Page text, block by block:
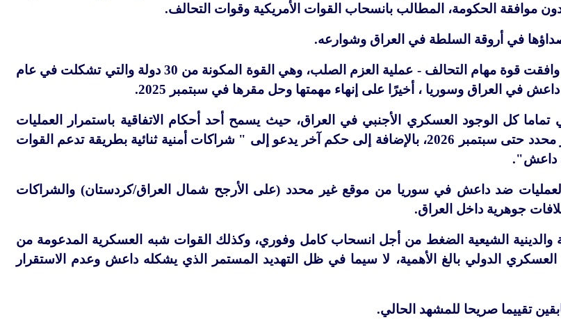
موافقة الحكومة، المطالب بانسحاب القوات الأمريكية وقوات التحالف.
في أروقة السلطة في العراق وشوارعه.
رغم تأخر المفاوضات لسنوات، وافقت قوة مهام التحالف - عملية العزم الصلب، وهي القوة المكونة من 30 دولة والتي تشكلت في عام
تماما كل الوجود العسكري الأجنبي في العراق، حيث يسمح أحد أحكام الاتفاقية باستمرار العمليات
العسكرية في سوريا من موقع غير محدد حتى سبتمبر 2026، بالإضافة إلى حكم آخر يدعو إلى " شراكات أمنية ثنائية بطريقة تدعم القوات
داعش".
ضد داعش في سوريا من موقع غير محدد (على الأرجح شمال العراق/كردستان) والشراكات
خلافات جوهرية داخل العراق.
الشيعية الضغط من أجل انسحاب كامل وفوري، وكذلك القوات شبه العسكرية المدعومة من
العسكري الدولي بالغ الأهمية، لا سيما في ظل التهديد المستمر الذي يشكله داعش وعدم الاستقرار
تقييما صريحا للمشهد الحالي.